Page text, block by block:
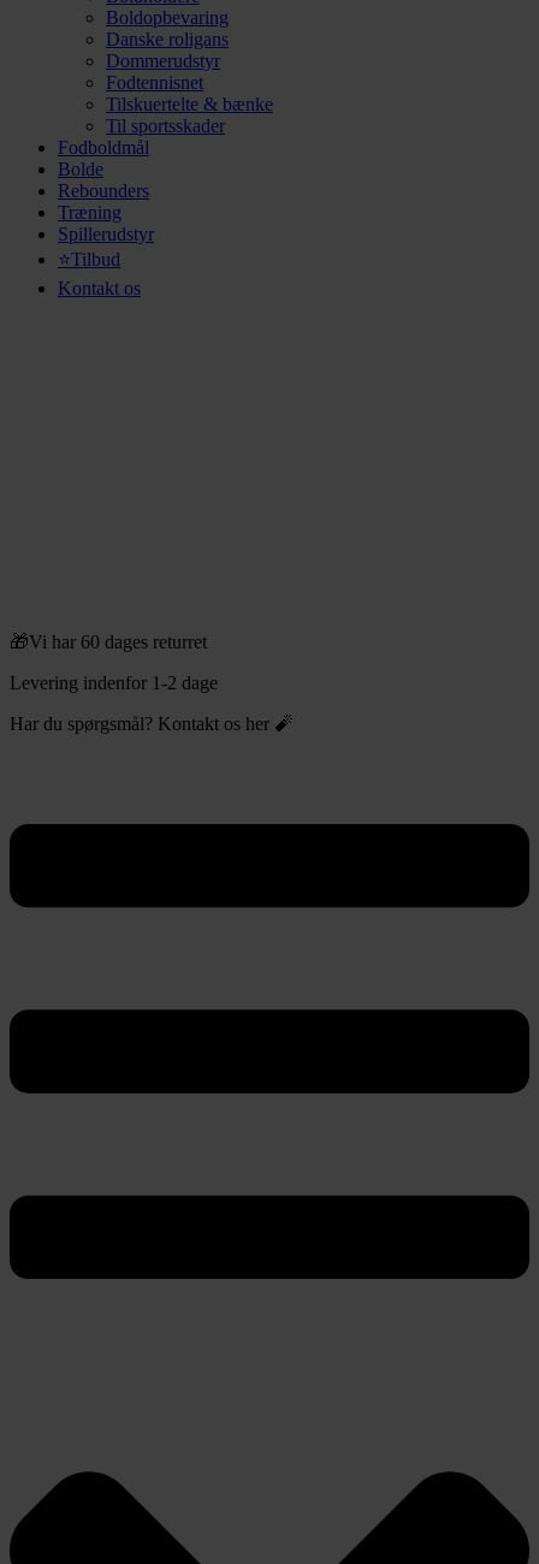
Boldopbevaring
Danske roligans
Dommerudstyr
Fodtennisnet
Tilskuertelte & bænke
Til sportsskader
Fodboldmål
Bolde
Rebounders
Træning
Spillerudstyr
⭐Tilbud
Kontakt os
🎁Vi har 60 dages returret
Levering indenfor 1-2 dage
Har du spørgsmål? Kontakt os her 🧨